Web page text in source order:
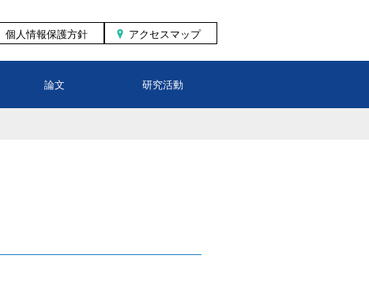
アクセスマップ
個人情報保護方針
論文 研究活動